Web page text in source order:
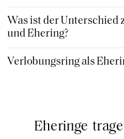
Was ist der Unterschied
und Ehering?
Verlobungsring als
Eheringe